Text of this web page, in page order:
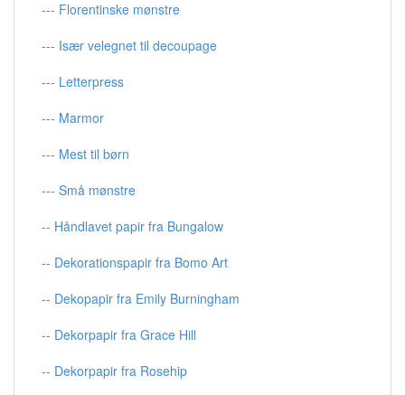
--- Florentinske mønstre
--- Især velegnet til decoupage
--- Letterpress
--- Marmor
--- Mest til børn
--- Små mønstre
-- Håndlavet papir fra Bungalow
-- Dekorationspapir fra Bomo Art
-- Dekopapir fra Emily Burningham
-- Dekorpapir fra Grace Hill
-- Dekorpapir fra Rosehip